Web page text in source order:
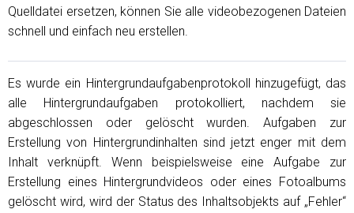
Quelldatei ersetzen, können Sie alle videobezogenen Dateien
schnell und einfach neu erstellen.
Es wurde ein Hintergrundaufgabenprotokoll hinzugefügt, das
alle Hintergrundaufgaben protokolliert, nachdem sie
abgeschlossen oder gelöscht wurden. Aufgaben zur
Erstellung von Hintergrundinhalten sind jetzt enger mit dem
Inhalt verknüpft. Wenn beispielsweise eine Aufgabe zur
Erstellung eines Hintergrundvideos oder eines Fotoalbums
gelöscht wird, wird der Status des Inhaltsobjekts auf „Fehler“